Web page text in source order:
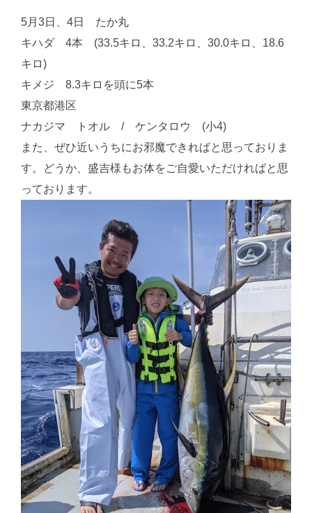
5月3日、4日 たか丸
キハダ 4本 (33.5キロ、33.2キロ、30.0キロ、18.6
キロ)
キメジ 8.3キロを頭に5本
東京都港区
ナカジマ トオル / ケンタロウ (小4)
また、ぜひ近いうちにお邪魔できればと思っておりま
す。どうか、盛吉様もお体をご自愛いただければと思
っております。